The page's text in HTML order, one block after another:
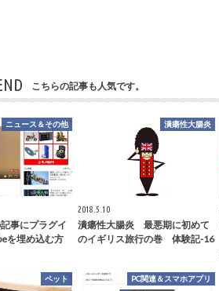
こちらの記事も人気です。
ニュース＆その他
事にプラグイ
を埋め込む方
潰瘍性大腸炎
2018.5.10
潰瘍性大腸炎 最悪期に初めて
のイギリス旅行の巻 体験記-16
ペット PC関連＆スマホアプリ